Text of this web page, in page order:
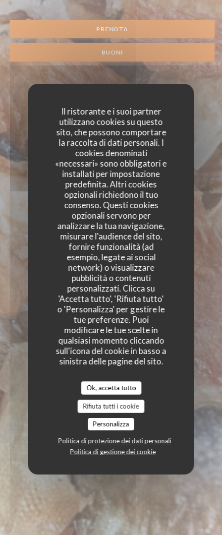
Il ristorante e i suoi partner
utilizzano cookies su questo
sito, che possono comportare
la raccolta di dati personali. I
cookies denominati
«necessari» sono obbligatori e
installati per impostazione
predefinita. Altri cookies
opzionali richiedono il tuo
consenso. Questi cookies
opzionali servono per
analizzare la tua navigazione,
misurare l'audience del sito,
fornire funzionalità (ad
esempio, legate ai social
network) o visualizzare
pubblicità o contenuti
personalizzati. Clicca su
'Accetta tutto', 'Rifiuta tutto'
o 'Personalizza' per gestire le
tue preferenze. Puoi
modificare le tue scelte in
qualsiasi momento cliccando
sull'icona del cookie in basso a
sinistra delle pagine del sito.
Ok, accetta tutto
Rifiuta tutti i cookie
Personalizza
Politica di protezione dei dati personali
Politica di gestione dei cookie
PRENOTA
BUONI